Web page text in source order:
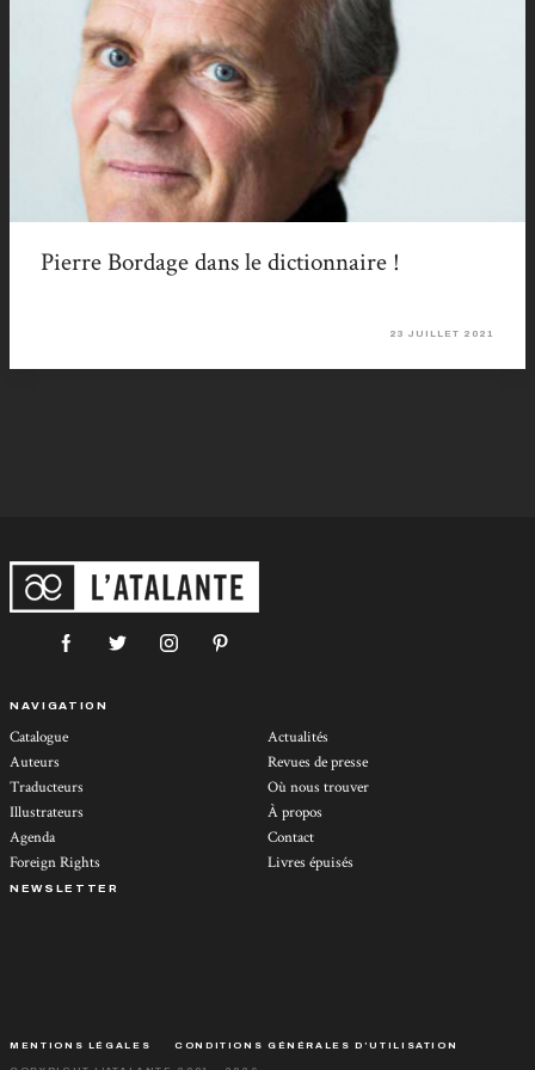
Pierre Bordage dans le dictionnaire !
23 JUILLET 2021
NAVIGATION
Catalogue
Auteurs
Traducteurs
Illustrateurs
Agenda
Foreign Rights
Actualités
Revues de presse
Où nous trouver
À propos
Contact
Livres épuisés
NEWSLETTER
MENTIONS LÉGALES CONDITIONS GÉNÉRALES D’UTILISATION